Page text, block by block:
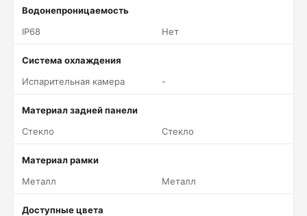
Водонепроницаемость
IP68
Нет
Система охлаждения
Испарительная камера
-
Материал задней панели
Стекло
Стекло
Материал рамки
Металл
Металл
Доступные цвета